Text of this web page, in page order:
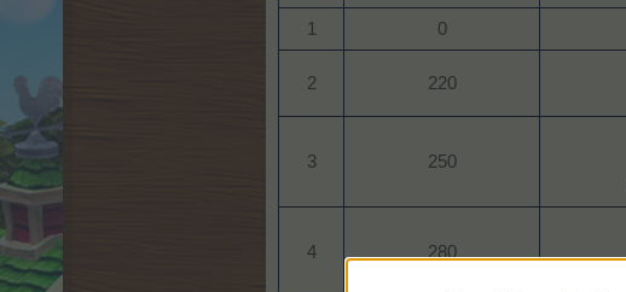
1​ 0​
2​ 220​
3​ 250​
4​ 280​